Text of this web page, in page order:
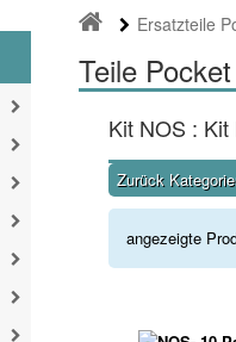
Ersatzteile
Teile
Kit NOS :
Zurück
angezeigte